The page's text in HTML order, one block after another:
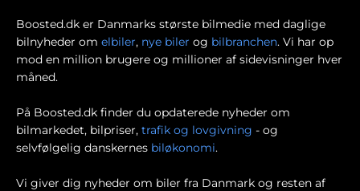
Boosted.dk er Danmarks største bilmedie med daglige
bilnyheder om elbiler, nye biler og bilbranchen. Vi har op
mod en million brugere og millioner af sidevisninger hver
måned.
På Boosted.dk finder du opdaterede nyheder om
bilmarkedet, bilpriser, trafik og lovgivning - og
selvfølgelig danskernes biløkonomi.
Vi giver dig nyheder om biler fra Danmark og resten af